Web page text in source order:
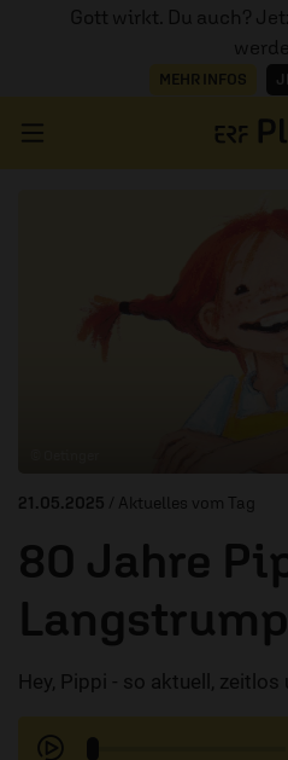
Gott wirkt. Du auch?
MEHR INFOS
21.05.2025 / Aktuelles vom Tag
80 Jahre
Hey, Pippi - so aktuell,